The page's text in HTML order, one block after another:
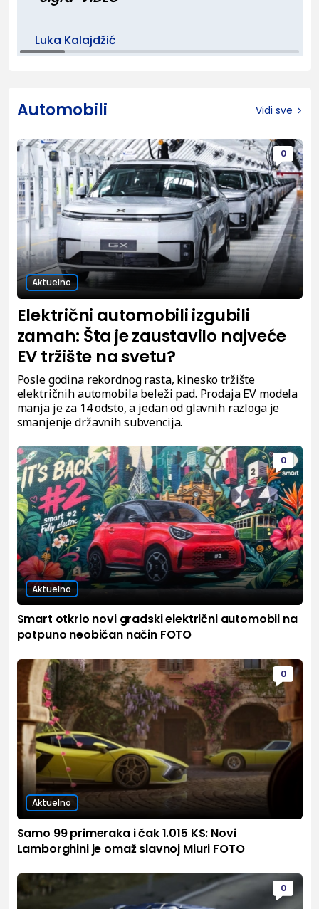
Luka Kalajdžić
Automobili Vidi sve
0
Aktuelno
Električni automobili izgubili
zamah: Šta je zaustavilo najveće
EV tržište na svetu?
Posle godina rekordnog rasta, kinesko tržište
električnih automobila beleži pad. Prodaja EV modela
manja je za 14 odsto, a jedan od glavnih razloga je
smanjenje državnih subvencija.
0
Aktuelno
Smart otkrio novi gradski električni automobil na
potpuno neobičan način FOTO
0
Aktuelno
Samo 99 primeraka i čak 1.015 KS: Novi
Lamborghini je omaž slavnoj Miuri FOTO
0